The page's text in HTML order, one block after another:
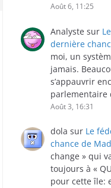
Août 6, 11:25
Analyste sur
dernière
moi, un
jamais.
s’appauvrir
parlementaire
Août 3, 16:31
dola sur Le
chance de
change » qui
toujours à «
pour cette île: